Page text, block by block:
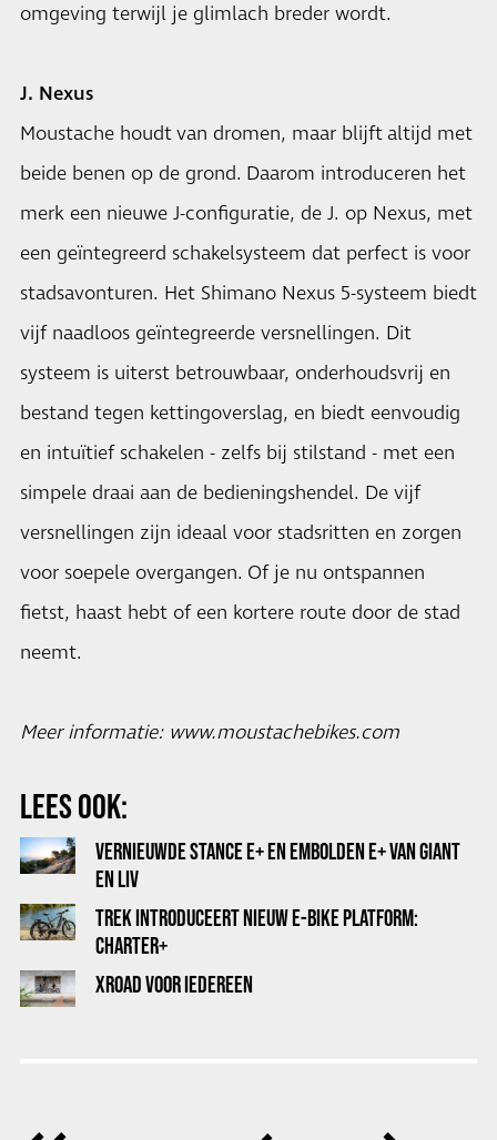
omgeving terwijl je glimlach breder wordt.
J. Nexus
Moustache houdt van dromen, maar blijft altijd met
beide benen op de grond. Daarom introduceren het
merk een nieuwe J-configuratie, de J. op Nexus, met
een geïntegreerd schakelsysteem dat perfect is voor
stadsavonturen. Het Shimano Nexus 5-systeem biedt
vijf naadloos geïntegreerde versnellingen. Dit
systeem is uiterst betrouwbaar, onderhoudsvrij en
bestand tegen kettingoverslag, en biedt eenvoudig
en intuïtief schakelen - zelfs bij stilstand - met een
simpele draai aan de bedieningshendel. De vijf
versnellingen zijn ideaal voor stadsritten en zorgen
voor soepele overgangen. Of je nu ontspannen
fietst, haast hebt of een kortere route door de stad
neemt.
Meer informatie: www.moustachebikes.com
LEES OOK:
VERNIEUWDE STANCE E+ EN EMBOLDEN E+ VAN GIANT
EN LIV
TREK INTRODUCEERT NIEUW E-BIKE PLATFORM:
CHARTER+
XROAD VOOR IEDEREEN